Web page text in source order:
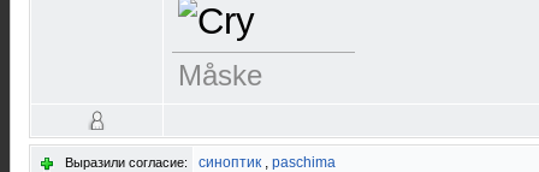
Måske
Выразили согласие: синоптик , paschima